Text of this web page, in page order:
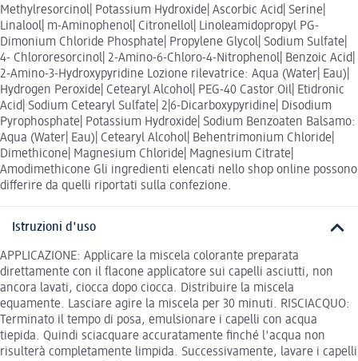
Methylresorcinol| Potassium Hydroxide| Ascorbic Acid| Serine|
Linalool| m-Aminophenol| Citronellol| Linoleamidopropyl PG-
Dimonium Chloride Phosphate| Propylene Glycol| Sodium Sulfate|
4- Chlororesorcinol| 2-Amino-6-Chloro-4-Nitrophenol| Benzoic Acid|
2-Amino-3-Hydroxypyridine Lozione rilevatrice: Aqua (Water| Eau)|
Hydrogen Peroxide| Cetearyl Alcohol| PEG-40 Castor Oil| Etidronic
Acid| Sodium Cetearyl Sulfate| 2|6-Dicarboxypyridine| Disodium
Pyrophosphate| Potassium Hydroxide| Sodium Benzoaten Balsamo:
Aqua (Water| Eau)| Cetearyl Alcohol| Behentrimonium Chloride|
Dimethicone| Magnesium Chloride| Magnesium Citrate|
Amodimethicone Gli ingredienti elencati nello shop online possono
differire da quelli riportati sulla confezione.
Istruzioni d'uso
APPLICAZIONE: Applicare la miscela colorante preparata
direttamente con il flacone applicatore sui capelli asciutti, non
ancora lavati, ciocca dopo ciocca. Distribuire la miscela
equamente. Lasciare agire la miscela per 30 minuti. RISCIACQUO:
Terminato il tempo di posa, emulsionare i capelli con acqua
tiepida. Quindi sciacquare accuratamente finché l'acqua non
risulterà completamente limpida. Successivamente, lavare i capelli